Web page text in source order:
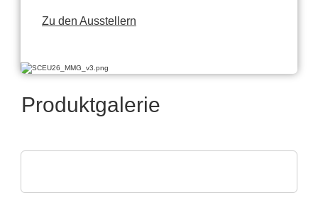
Zu den Ausstellern
Produktgalerie